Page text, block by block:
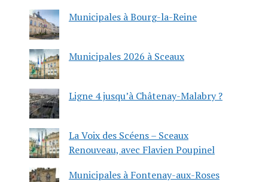
Municipales à Bourg-la-Reine
Municipales 2026 à Sceaux
Ligne 4 jusqu’à Châtenay-Malabry ?
La Voix des Scéens – Sceaux
Renouveau, avec Flavien Poupinel
Municipales à Fontenay-aux-Roses